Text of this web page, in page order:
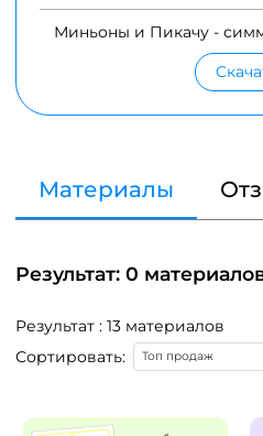
Миньоны и Пикачу -
Материалы
Результат: 0
Результат : 13 материалов
Сортировать: